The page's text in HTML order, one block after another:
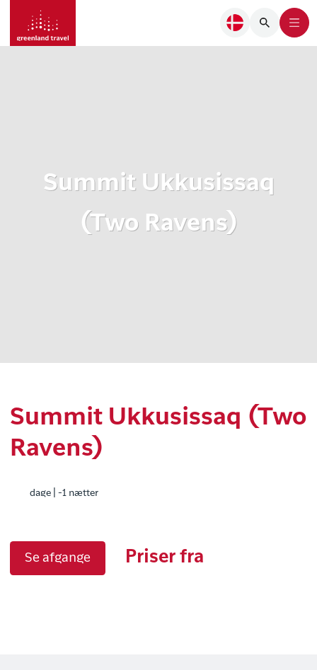
Summit Ukkusissaq
(Two Ravens)
Summit Ukkusissaq (Two
Ravens)
dage | -1 nætter
Se afgange Priser fra